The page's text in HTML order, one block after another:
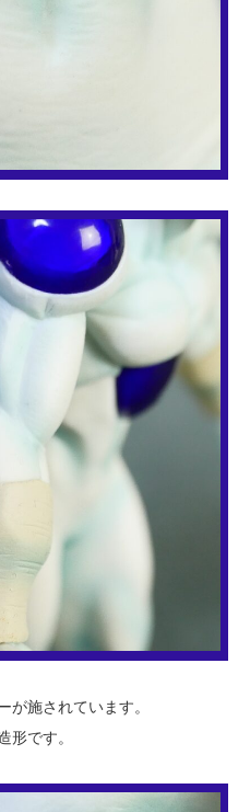
が施されています。
形です。